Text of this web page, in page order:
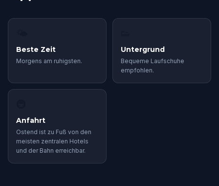
Beste Zeit
Morgens am ruhigsten.
Untergrund
Bequeme Laufschuhe
empfohlen.
Anfahrt
Ostend ist zu Fuß von den
meisten zentralen Hotels
und der Bahn erreichbar.